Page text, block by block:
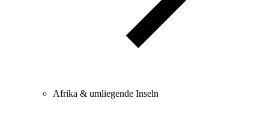
Afrika & umliegende Inseln